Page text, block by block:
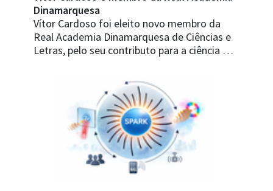
Dinamarquesa
Vítor Cardoso foi eleito novo membro da
Real Academia Dinamarquesa de Ciências e
Letras, pelo seu contributo para a ciência …